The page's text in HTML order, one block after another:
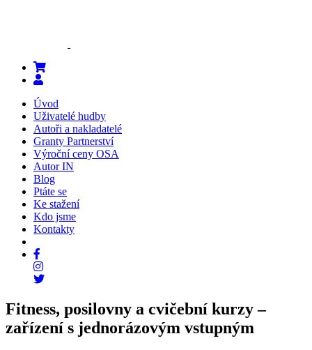
Úvod
Uživatelé hudby
Autoři a nakladatelé
Granty Partnerství
Výroční ceny OSA
Autor IN
Blog
Ptáte se
Ke stažení
Kdo jsme
Kontakty
Fitness, posilovny a cvičební kurzy –
zařízení s jednorázovým vstupným